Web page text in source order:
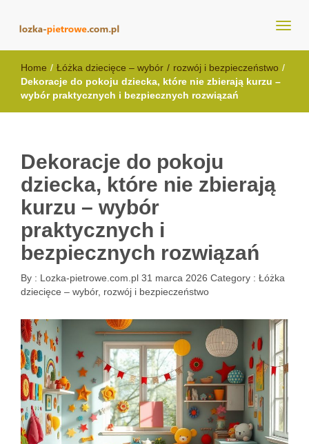
lozka-pietrowe.com.pl
Home / Łóżka dziecięce – wybór / rozwój i bezpieczeństwo /
Dekoracje do pokoju dziecka, które nie zbierają kurzu –
wybór praktycznych i bezpiecznych rozwiązań
Dekoracje do pokoju
dziecka, które nie zbierają
kurzu – wybór
praktycznych i
bezpiecznych rozwiązań
By : Lozka-pietrowe.com.pl 31 marca 2026 Category : Łóżka
dziecięce – wybór, rozwój i bezpieczeństwo